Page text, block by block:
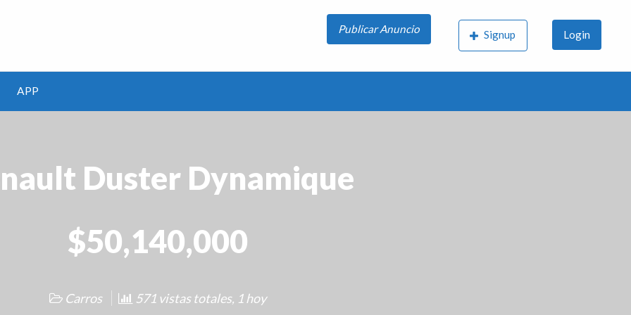
Publicar Anuncio Signup Login
APP
Duster Dynamique
$50,140,000
Carros 571 vistas totales, 1 hoy